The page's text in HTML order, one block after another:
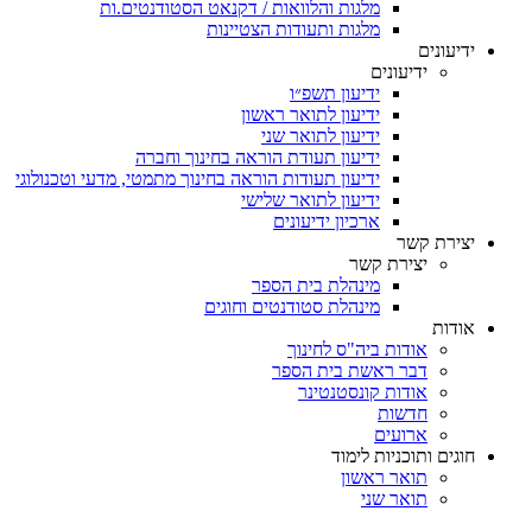
מלגות והלוואות / דקנאט הסטודנטים.ות
מלגות ותעודות הצטיינות
ידיעונים
ידיעונים
ידיעון תשפ״ו
ידיעון לתואר ראשון
ידיעון לתואר שני
ידיעון תעודת הוראה בחינוך וחברה
ידיעון תעודות הוראה בחינוך מתמטי, מדעי וטכנולוגי
ידיעון לתואר שלישי
ארכיון ידיעונים
יצירת קשר
יצירת קשר
מינהלת בית הספר
מינהלת סטודנטים וחוגים
אודות
אודות ביה"ס לחינוך
דבר ראשת בית הספר
אודות קונסטנטינר
חדשות
ארועים
חוגים ותוכניות לימוד
תואר ראשון
תואר שני